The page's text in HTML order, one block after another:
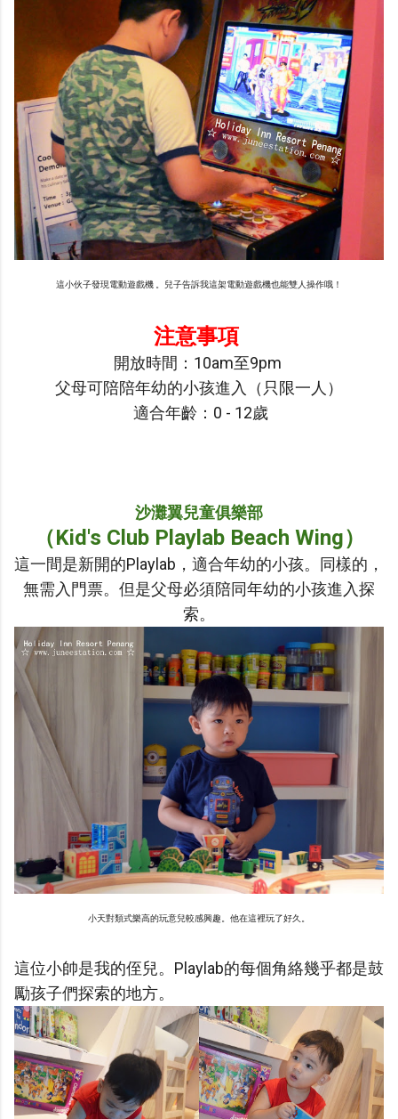
這小伙子發現電動遊戲機 。兒子告訴我這架電動遊戲機也能雙人操作哦！
注意事項
開放時間：10am至9pm
父母可陪陪年幼的小孩進入（只限一人）
適合年齡：0 - 12歲
沙灘翼兒童俱樂部
（Kid's Club Playlab Beach Wing）
這一間是新開的Playlab，適合年幼的小孩。同樣的，
無需入門票。但是父母必須陪同年幼的小孩進入探
索。
小天對類式樂高的玩意兒較感興趣。他在這裡玩了好久。
這位小帥是我的侄兒。Playlab的每個角絡幾乎都是鼓
勵孩子們探索的地方。